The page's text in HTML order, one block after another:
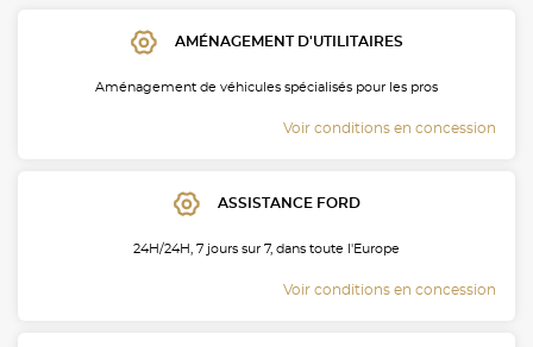
professionnel et rénovationAMÉNAGEMENT D'UTILITAIRES
Aménagement de véhicules spécialisés pour les pros
Voir conditions en concession
ASSISTANCE FORD
24H/24H, 7 jours sur 7, dans toute l'Europe
Voir conditions en concession